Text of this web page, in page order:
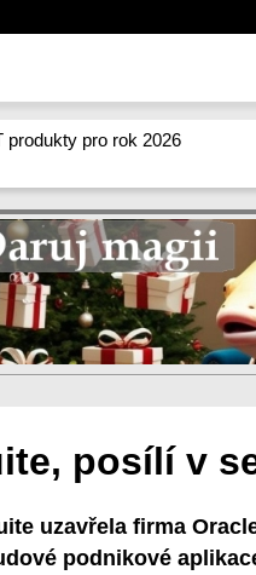
produkty pro rok 2026
posílí v
uzavřela firma
podnikové